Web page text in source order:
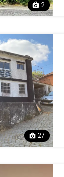
2
27